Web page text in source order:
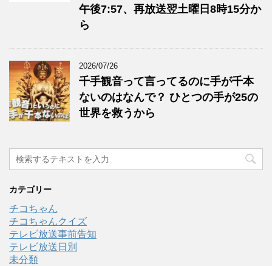
午後7:57、再放送翌土曜日8時15分か
ら
2026/07/26
千手観音って言ってるのに手が千本
ないのはなんで？ ひとつの手が25の
世界を救うから
カテゴリー
チコちゃん
チコちゃんクイズ
テレビ放送事前告知
テレビ放送日別
未分類